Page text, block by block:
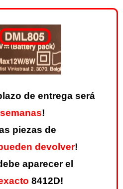
de entrega será
!
piezas de
devolver!
aparecer el
8412D!